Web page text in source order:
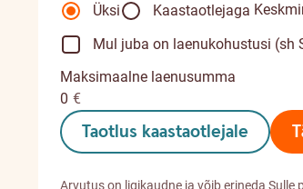
Üksi Kaastaotlejaga
Mul juba on laenukohustusi (sh
Maksimaalne laenusumma
0 €
Taotlus kaastaotlejale
Arvutus on ligikaudne ja võib erineda